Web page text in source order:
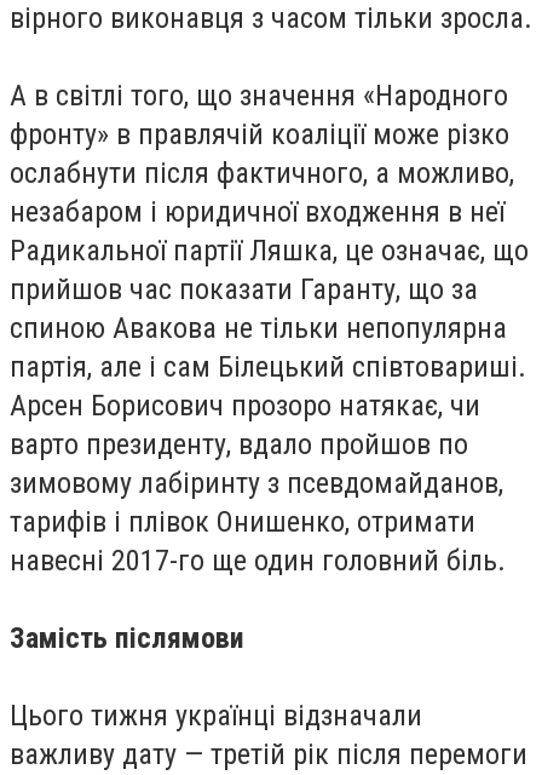
вірного виконавця з часом тільки зросла.
А в світлі того, що значення «Народного
фронту» в правлячій коаліції може різко
ослабнути після фактичного, а можливо,
незабаром і юридичної входження в неї
Радикальної партії Ляшка, це означає, що
прийшов час показати Гаранту, що за
спиною Авакова не тільки непопулярна
партія, але і сам Білецький співтовариші.
Арсен Борисович прозоро натякає, чи
варто президенту, вдало пройшов по
зимовому лабіринту з псевдомайданов,
тарифів і плівок Онишенко, отримати
навесні 2017-го ще один головний біль.
Замість післямови
Цього тижня українці відзначали
важливу дату — третій рік після перемоги